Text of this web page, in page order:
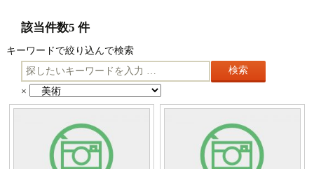
該当件数5 件
キーワードで絞り込んで検索
キ
ー
ワ
×